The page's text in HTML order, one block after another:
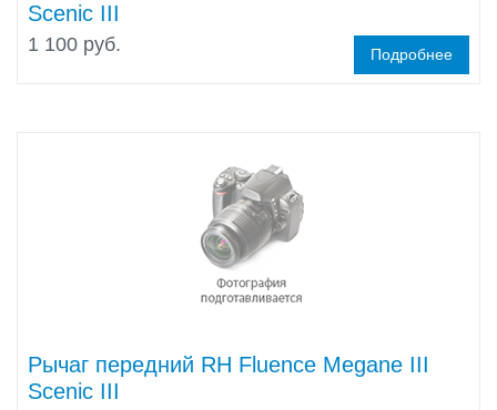
Scenic III
1 100 руб. Подробнее
Рычаг передний RH Fluence Megane III
Scenic III